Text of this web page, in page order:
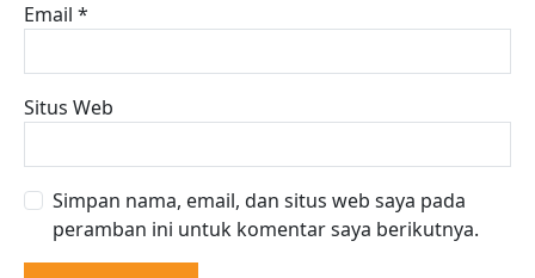
Email *
Situs Web
Simpan nama, email, dan situs web saya pada
peramban ini untuk komentar saya berikutnya.